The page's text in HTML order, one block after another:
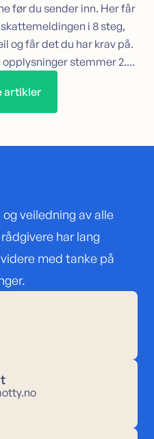
før du sender inn. Her får
i 8 steg,
og får det du har krav på.
stemmer 2....
artikler
veiledning av alle
har lang
med tanke på